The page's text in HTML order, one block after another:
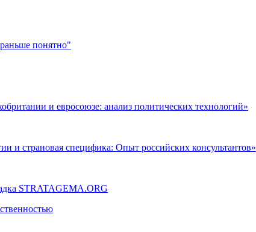
понятно"
и евросоюзе: анализ политических технологий»
и страновая специфика: Опыт российских консультантов»
STRATAGEMA.ORG